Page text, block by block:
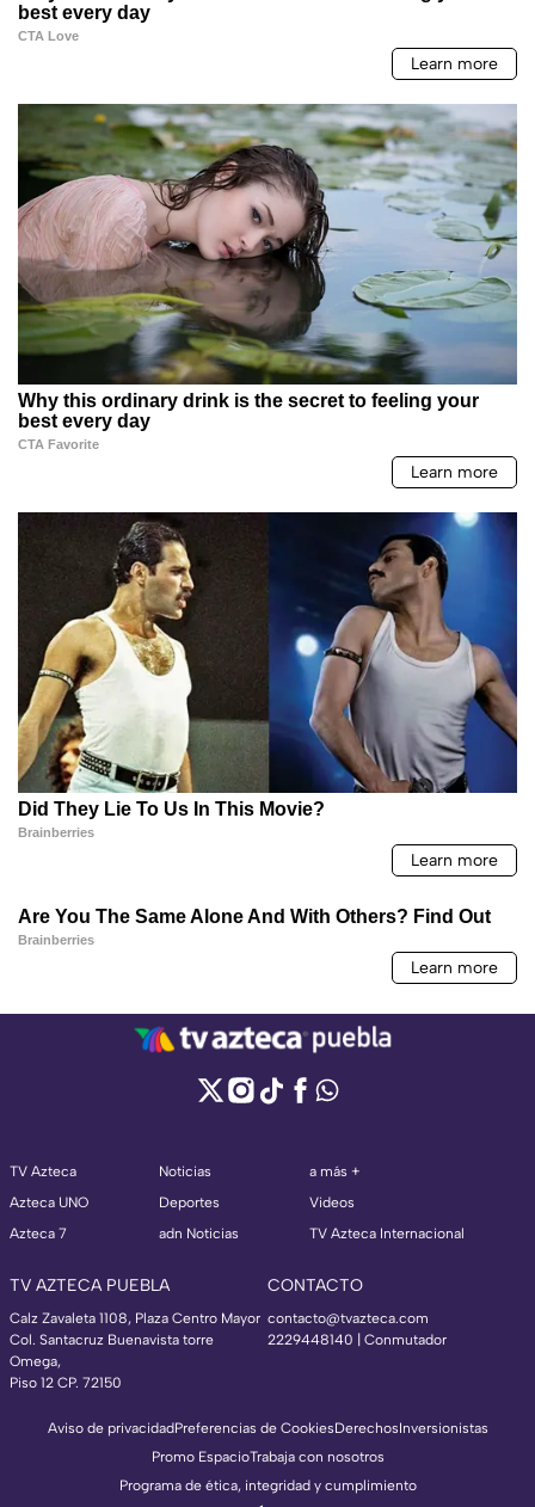
TV Azteca
Azteca UNO
Azteca 7
Noticias
Deportes
adn Noticias
a más +
Videos
TV Azteca Internacional
TV AZTECA PUEBLA
Calz Zavaleta 1108, Plaza Centro Mayor
Col. Santacruz Buenavista torre
Omega,
Piso 12 CP. 72150
CONTACTO
contacto@tvazteca.com
2229448140 | Conmutador
Aviso de privacidadPreferencias de CookiesDerechosInversionistas
Promo EspacioTrabaja con nosotros
Programa de ética, integridad y cumplimiento